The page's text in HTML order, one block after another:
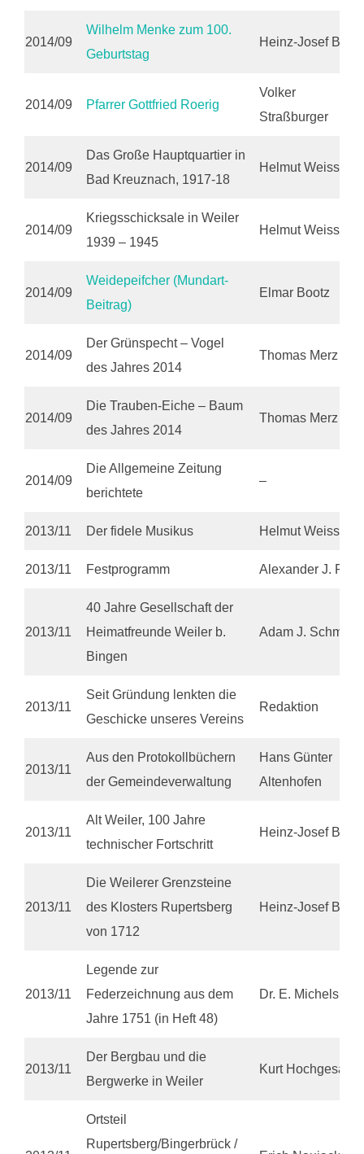
2014/09
Wilhelm Menke zum 100.
Geburtstag
Heinz-Josef Bell
2014/09 Pfarrer Gottfried Roerig
Volker
Straßburger
2014/09
Das Große Hauptquartier in
Bad Kreuznach, 1917-18
Helmut Weiss
2014/09
Kriegsschicksale in Weiler
1939 – 1945
Helmut Weiss
2014/09
Weidepeifcher (Mundart-
Beitrag)
Elmar Bootz
2014/09
Der Grünspecht – Vogel
des Jahres 2014
Thomas Merz
2014/09
Die Trauben-Eiche – Baum
des Jahres 2014
Thomas Merz
2014/09
Die Allgemeine Zeitung
berichtete
–
2013/11 Der fidele Musikus Helmut Weiss
2013/11 Festprogramm Alexander J. Pohl
2013/11
40 Jahre Gesellschaft der
Heimatfreunde Weiler b.
Bingen
Adam J. Schmitt
2013/11
Seit Gründung lenkten die
Geschicke unseres Vereins
Redaktion
2013/11
Aus den Protokollbüchern
der Gemeindeverwaltung
Hans Günter
Altenhofen
2013/11
Alt Weiler, 100 Jahre
technischer Fortschritt
Heinz-Josef Bell
2013/11
Die Weilerer Grenzsteine
des Klosters Rupertsberg
von 1712
Heinz-Josef Bell
2013/11
Legende zur
Federzeichnung aus dem
Jahre 1751 (in Heft 48)
Dr. E. Michels
2013/11
Der Bergbau und die
Bergwerke in Weiler
Kurt Hochgesand
Ortsteil
Rupertsberg/Bingerbrück /